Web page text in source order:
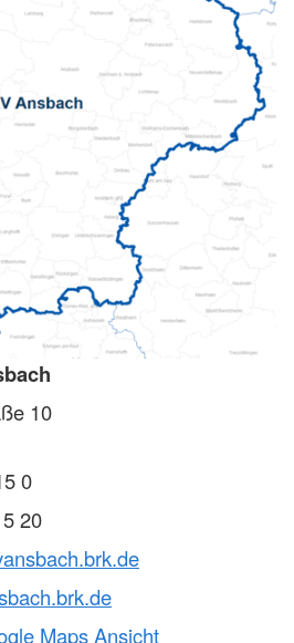
10
0
20
Maps Ansicht